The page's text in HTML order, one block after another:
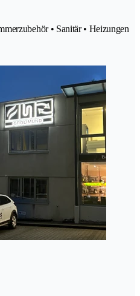
• Sanitär • Heizungen